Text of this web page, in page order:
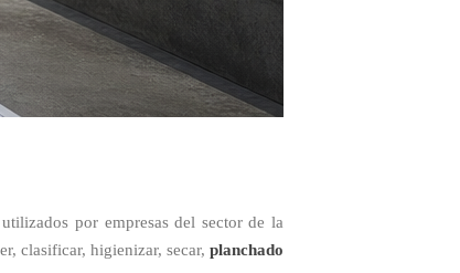
por empresas del sector de la
clasificar, higienizar, secar, planchado